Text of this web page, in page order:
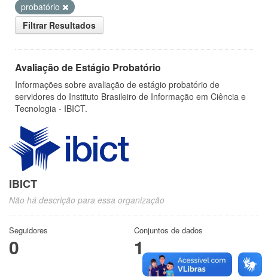
probatório
Filtrar Resultados
Avaliação de Estágio Probatório
Informações sobre avaliação de estágio probatório de
servidores do Instituto Brasileiro de Informação em Ciência e
Tecnologia - IBICT.
IBICT
Não há descrição para essa organização
Seguidores
0
Conjuntos de dados
1